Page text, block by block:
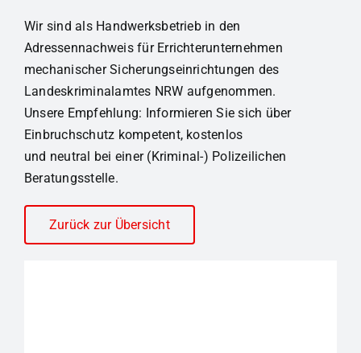
Wir sind als Handwerksbetrieb in den
Adressennachweis für Errichterunternehmen
mechanischer Sicherungseinrichtungen des
Landeskriminalamtes NRW aufgenommen.
Unsere Empfehlung: Informieren Sie sich über
Einbruchschutz kompetent, kostenlos
und neutral bei einer (Kriminal-) Polizeilichen
Beratungsstelle.
Zurück zur Übersicht